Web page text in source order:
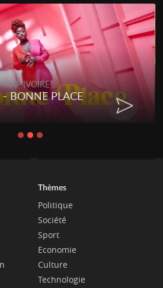
RAP IVOIRE
BONNE PLACE
Thèmes
Politique
Société
Sport
Economie
Culture
Technologie